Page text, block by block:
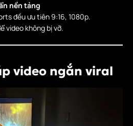
nền tảng
đều ưu tiên 9:16, 1080p.
video không bị vỡ.
video ngắn viral